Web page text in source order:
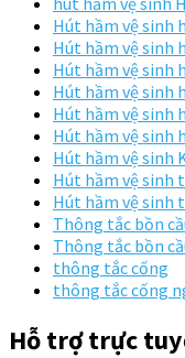
Hút hầm vệ sinh
Hút hầm vệ sinh
Hút hầm vệ sinh
Hút hầm vệ sinh
Hút hầm vệ sinh
Hút hầm vệ sinh
Hút hầm vệ sinh
Hút hầm vệ sinh
Hút hầm vệ sinh
Thông tắc bồn
Thông tắc bồn
thông tắc cống
thông tắc cống
Hỗ trợ trực